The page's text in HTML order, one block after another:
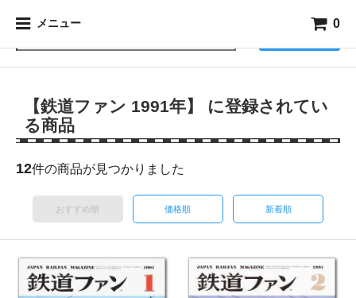
メニュー 0
【鉄道ファン 1991年】 に登録されてい
る商品
12件の商品が見つかりました
おすすめ順 価格順 新着順